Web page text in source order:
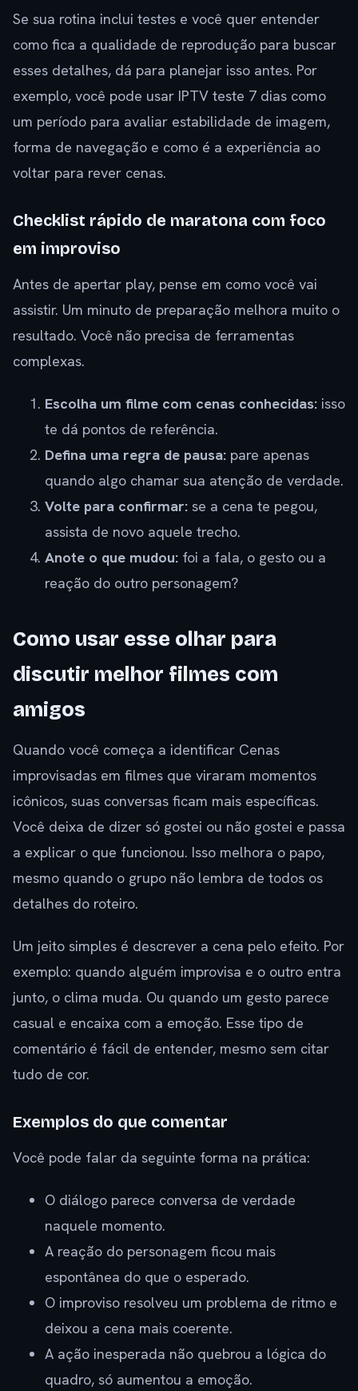
Se sua rotina inclui testes e você quer entender
como fica a qualidade de reprodução para buscar
esses detalhes, dá para planejar isso antes. Por
exemplo, você pode usar IPTV teste 7 dias como
um período para avaliar estabilidade de imagem,
forma de navegação e como é a experiência ao
voltar para rever cenas.
Checklist rápido de maratona com foco
em improviso
Antes de apertar play, pense em como você vai
assistir. Um minuto de preparação melhora muito o
resultado. Você não precisa de ferramentas
complexas.
Escolha um filme com cenas conhecidas: isso
te dá pontos de referência.
Defina uma regra de pausa: pare apenas
quando algo chamar sua atenção de verdade.
Volte para confirmar: se a cena te pegou,
assista de novo aquele trecho.
Anote o que mudou: foi a fala, o gesto ou a
reação do outro personagem?
Como usar esse olhar para
discutir melhor filmes com
amigos
Quando você começa a identificar Cenas
improvisadas em filmes que viraram momentos
icônicos, suas conversas ficam mais específicas.
Você deixa de dizer só gostei ou não gostei e passa
a explicar o que funcionou. Isso melhora o papo,
mesmo quando o grupo não lembra de todos os
detalhes do roteiro.
Um jeito simples é descrever a cena pelo efeito. Por
exemplo: quando alguém improvisa e o outro entra
junto, o clima muda. Ou quando um gesto parece
casual e encaixa com a emoção. Esse tipo de
comentário é fácil de entender, mesmo sem citar
tudo de cor.
Exemplos do que comentar
Você pode falar da seguinte forma na prática:
O diálogo parece conversa de verdade
naquele momento.
A reação do personagem ficou mais
espontânea do que o esperado.
O improviso resolveu um problema de ritmo e
deixou a cena mais coerente.
A ação inesperada não quebrou a lógica do
quadro, só aumentou a emoção.